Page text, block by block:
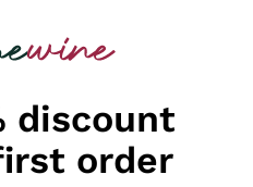
discount
order